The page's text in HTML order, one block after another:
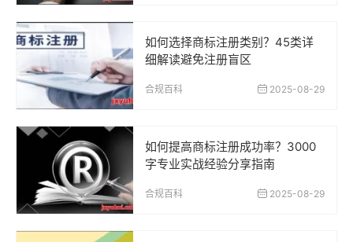
如何选择商标注册类别？45类详
细解读避免注册盲区
合规百科 2025-08-29
如何提高商标注册成功率？3000
字专业实战经验分享指南
合规百科 2025-08-29